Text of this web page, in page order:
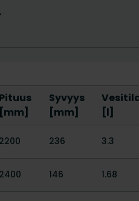
Pituus
[mm]
Syvyys
[mm]
[l]
2200 236 3.3
2400 146 1.68